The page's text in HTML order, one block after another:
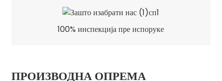
100% инспекција пре испоруке
ПРОИЗВОДНА ОПРЕМА